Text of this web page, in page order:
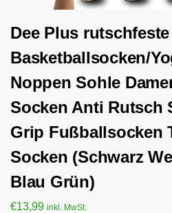
Dee Plus
Basketballsocken/
Noppen Sohle
Socken Anti Rutsch
Grip Fußballsocken
Socken (Schwarz
Blau Grün)
€13,99 inkl. MwSt.